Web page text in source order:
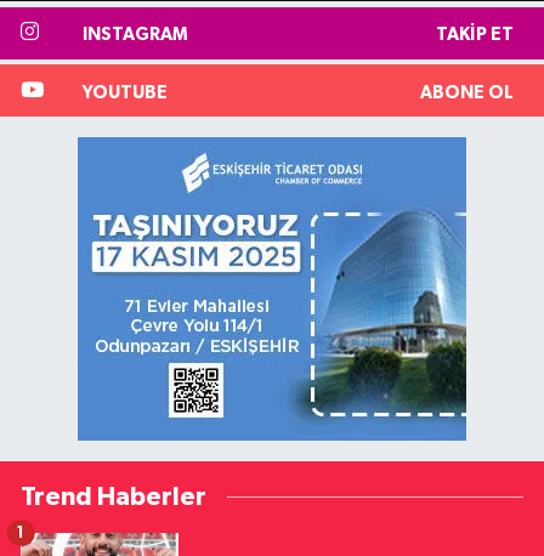
INSTAGRAM TAKIP ET
YOUTUBE ABONE OL
Trend Haberler
1